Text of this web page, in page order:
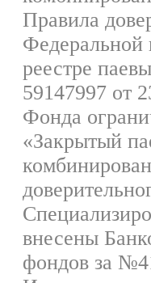
Правила
Федеральной
реестре
59147997 от
Фонда
«Закрытый
внесены
фондов за